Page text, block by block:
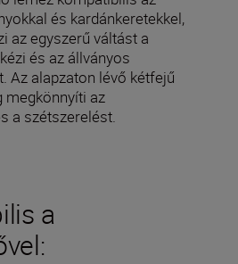
és kardánkeretekkel,
az egyszerű váltást a
és az állványos
Az alapzaton lévő kétfejű
megkönnyíti az
a szétszerelést.
a